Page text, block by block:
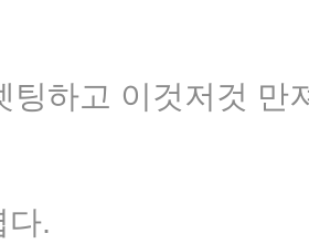
팅하고 이것저것 만
다.